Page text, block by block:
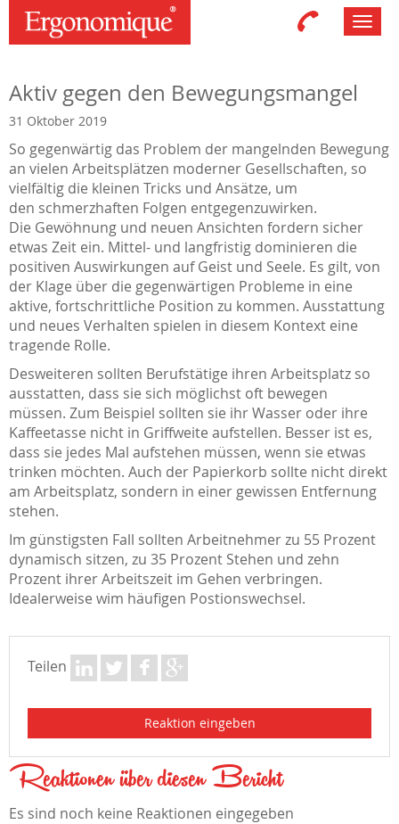
Aktiv gegen den Bewegungsmangel
31 Oktober 2019
So gegenwärtig das Problem der mangelnden Bewegung
an vielen Arbeitsplätzen moderner Gesellschaften, so
vielfältig die kleinen Tricks und Ansätze, um
den schmerzhaften Folgen entgegenzuwirken.
Die Gewöhnung und neuen Ansichten fordern sicher
etwas Zeit ein. Mittel- und langfristig dominieren die
positiven Auswirkungen auf Geist und Seele. Es gilt, von
der Klage über die gegenwärtigen Probleme in eine
aktive, fortschrittliche Position zu kommen. Ausstattung
und neues Verhalten spielen in diesem Kontext eine
tragende Rolle.
Desweiteren sollten Berufstätige ihren Arbeitsplatz so
ausstatten, dass sie sich möglichst oft bewegen
müssen. Zum Beispiel sollten sie ihr Wasser oder ihre
Kaffeetasse nicht in Griffweite aufstellen. Besser ist es,
dass sie jedes Mal aufstehen müssen, wenn sie etwas
trinken möchten. Auch der Papierkorb sollte nicht direkt
am Arbeitsplatz, sondern in einer gewissen Entfernung
stehen.
Im günstigsten Fall sollten Arbeitnehmer zu 55 Prozent
dynamisch sitzen, zu 35 Prozent Stehen und zehn
Prozent ihrer Arbeitszeit im Gehen verbringen.
Idealerweise wim häufigen Postionswechsel.
Teilen
Reaktion eingeben
Reaktionen über diesen Bericht
Es sind noch keine Reaktionen eingegeben